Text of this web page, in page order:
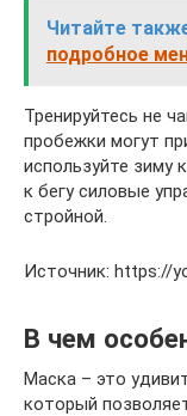
Читайте
подробное
Тренируйтесь не
пробежки могут
используйте зиму
к бегу силовые
стройной.
Источник: https://
В чем
Маска – это
который